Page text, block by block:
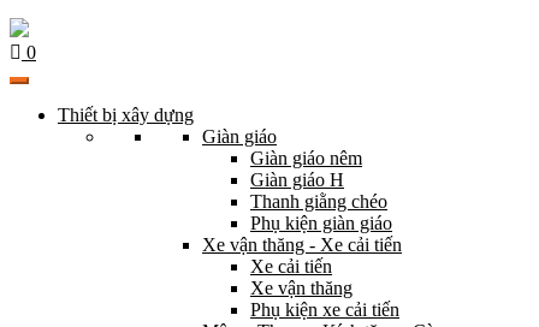
0
Thiết bị xây dựng
Giàn giáo
Giàn giáo nêm
Giàn giáo H
Thanh giằng chéo
Phụ kiện giàn giáo
Xe vận thăng - Xe cải tiến
Xe cải tiến
Xe vận thăng
Phụ kiện xe cải tiến